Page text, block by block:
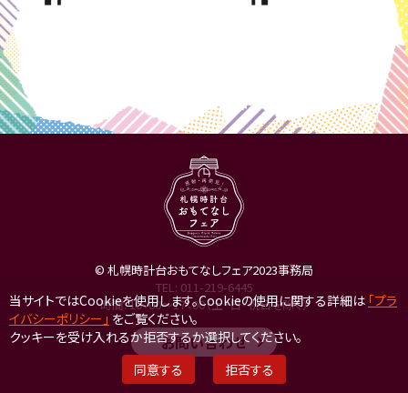
© 札幌時計台おもてなしフェア2023事務局
TEL: 011-219-6445
時間: 10：00～17：00（土・日・祝日を除く）
お問い合わせ
当サイトではCookieを使用します。Cookieの使用に関する詳細は 「プラ
イバシーポリシー」 をご覧ください。
クッキーを受け入れるか拒否するか選択してください。
同意する
拒否する